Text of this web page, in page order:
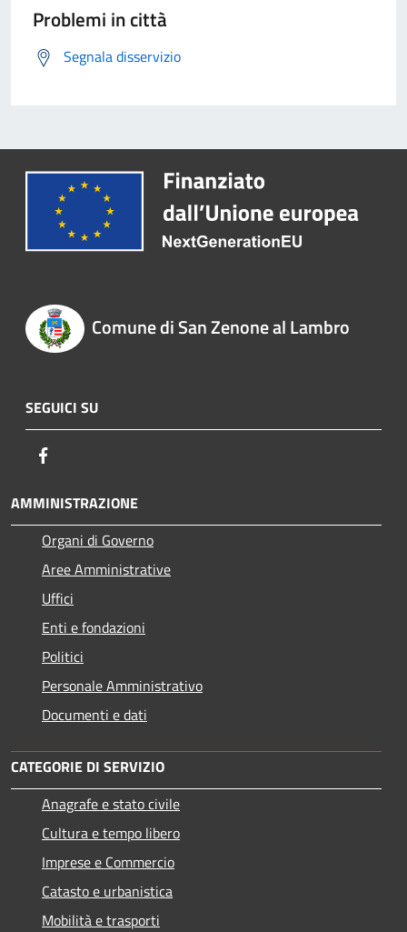
Problemi in città
Segnala disservizio
Comune di San Zenone al Lambro
SEGUICI SU
AMMINISTRAZIONE
Organi di Governo
Aree Amministrative
Uffici
Enti e fondazioni
Politici
Personale Amministrativo
Documenti e dati
CATEGORIE DI SERVIZIO
Anagrafe e stato civile
Cultura e tempo libero
Imprese e Commercio
Catasto e urbanistica
Mobilità e trasporti